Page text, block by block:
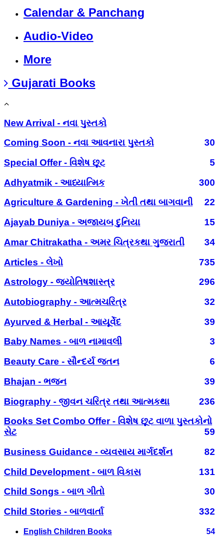
Calendar & Panchang
Audio-Video
More
Gujarati Books
New Arrival - નવા પુસ્તકો
Coming Soon - નવા આવનારા પુસ્તકો
30
Special Offer - વિશેષ છૂટ
5
Adhyatmik - આધ્યાત્મિક
300
Agriculture & Gardening - ખેતી તથા બાગવાની
22
Ajayab Duniya - અજાયબ દુનિયા
15
Amar Chitrakatha - અમર ચિત્રકથા ગુજરાતી
34
Articles - લેખો
735
Astrology - જ્યોતિષશાસ્ત્ર
296
Autobiography - આત્મચરિત્ર
32
Ayurved & Herbal - આયૂર્વેદ
39
Baby Names - બાળ નામાવલી
3
Beauty Care - સૌન્દર્ય જતન
6
Bhajan - ભજન
39
Biography - જીવન ચરિત્ર તથા આત્મકથા
236
Books Set Combo Offer - વિશેષ છૂટ વાળા પુસ્તકોનો
સેટ
59
Business Guidance - વ્યવસાય માર્ગદર્શન
82
Child Development - બાળ વિકાસ
131
Child Songs - બાળ ગીતો
30
Child Stories - બાળવાર્તા
332
English Children Books 54